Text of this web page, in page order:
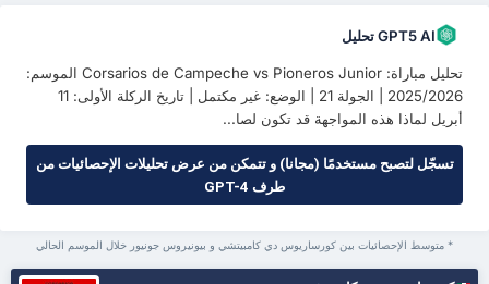
GPT5 AI تحليل
تحليل مباراة: Corsarios de Campeche vs Pioneros Junior الموسم:
2025/2026 | الجولة 21 | الوضع: غير مكتمل | تاريخ الركلة الأولى: 11
أبريل لماذا هذه المواجهة قد تكون لصا...
تسجّل لتصبح مستخدمًا (مجانا) و تتمكن من عرض تحليلات الإحصائيات من
طرف GPT-4
* متوسط الإحصائيات بين كورساريوس دي كامبيتشي و بيونيروس جونيور خلال الموسم الحالي